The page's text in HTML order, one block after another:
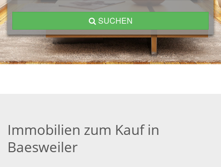
SUCHEN
Immobilien zum Kauf in
Baesweiler